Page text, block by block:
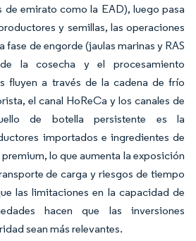
emirato como la EAD), luego pasa
y semillas, las operaciones
fase de engorde (jaulas marinas y RAS
la cosecha y el procesamiento
fluyen a través de la cadena de frío
el canal HoReCa y los canales de
de botella persistente es la
importados e ingredientes de
lo que aumenta la exposición
de carga y riesgos de tiempo
las limitaciones en la capacidad de
hacen que las inversiones
sean más relevantes.